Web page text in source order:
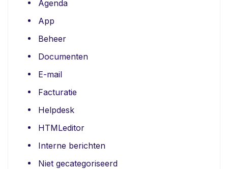
Agenda
App
Beheer
Documenten
E-mail
Facturatie
Helpdesk
HTMLeditor
Interne berichten
Niet gecategoriseerd